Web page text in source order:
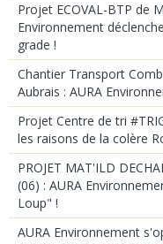
Projet ECOVAL-BTP de
Environnement
grade !
Chantier Transport
Aubrais : AURA
Projet Centre de tri
les raisons de la colère
PROJET MAT'ILD
(06) : AURA
Loup" !
AURA Environnement